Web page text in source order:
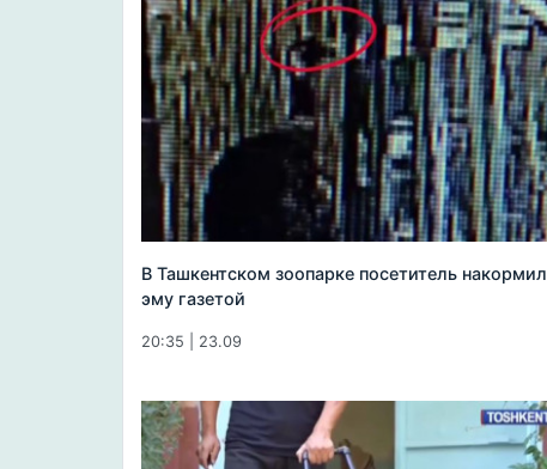
В Ташкентском зоопарке посетитель накормил
эму газетой
20:35 | 23.09